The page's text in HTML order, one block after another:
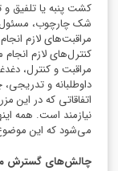
کشت پنبه یا تلفیق و
شک چارچوب، مسئول و
مراقبت‌های لازم
کنترل‌های لازم
مراقبت و کنترل،
داوطلبانه و
اتفاقاتی که در این
نیازمند است. همه
می‌شود که این
چالش‌های گسترش